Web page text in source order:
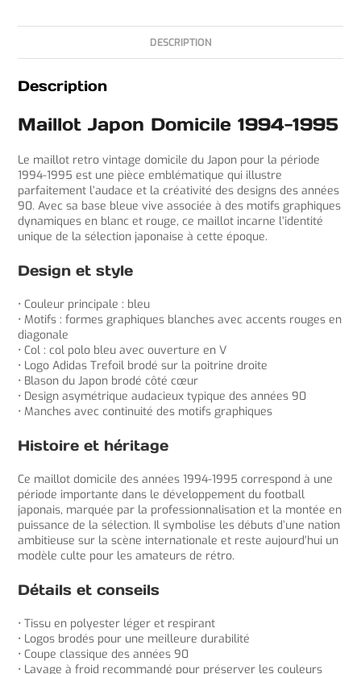
DESCRIPTION
Description
Maillot Japon Domicile 1994-1995
Le maillot retro vintage domicile du Japon pour la période
1994-1995 est une pièce emblématique qui illustre
parfaitement l’audace et la créativité des designs des années
90. Avec sa base bleue vive associée à des motifs graphiques
dynamiques en blanc et rouge, ce maillot incarne l’identité
unique de la sélection japonaise à cette époque.
Design et style
• Couleur principale : bleu
• Motifs : formes graphiques blanches avec accents rouges en
diagonale
• Col : col polo bleu avec ouverture en V
• Logo Adidas Trefoil brodé sur la poitrine droite
• Blason du Japon brodé côté cœur
• Design asymétrique audacieux typique des années 90
• Manches avec continuité des motifs graphiques
Histoire et héritage
Ce maillot domicile des années 1994-1995 correspond à une
période importante dans le développement du football
japonais, marquée par la professionnalisation et la montée en
puissance de la sélection. Il symbolise les débuts d’une nation
ambitieuse sur la scène internationale et reste aujourd’hui un
modèle culte pour les amateurs de rétro.
Détails et conseils
• Tissu en polyester léger et respirant
• Logos brodés pour une meilleure durabilité
• Coupe classique des années 90
• Lavage à froid recommandé pour préserver les couleurs